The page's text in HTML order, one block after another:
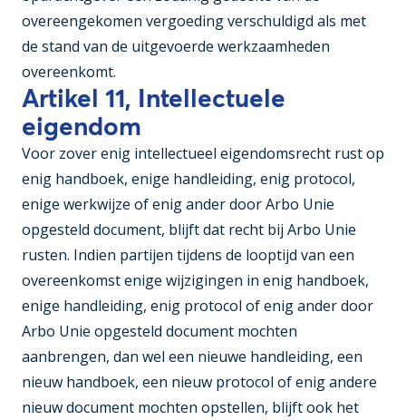
overeengekomen vergoeding verschuldigd als met
de stand van de uitgevoerde werkzaamheden
overeenkomt.
Artikel 11, Intellectuele
eigendom
Voor zover enig intellectueel eigendomsrecht rust op
enig handboek, enige handleiding, enig protocol,
enige werkwijze of enig ander door Arbo Unie
opgesteld document, blijft dat recht bij Arbo Unie
rusten. Indien partijen tijdens de looptijd van een
overeenkomst enige wijzigingen in enig handboek,
enige handleiding, enig protocol of enig ander door
Arbo Unie opgesteld document mochten
aanbrengen, dan wel een nieuwe handleiding, een
nieuw handboek, een nieuw protocol of enig andere
nieuw document mochten opstellen, blijft ook het